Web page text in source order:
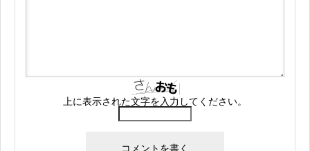
上に表示された文字を入力してください。